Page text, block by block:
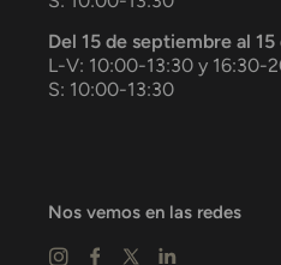
Del 15 de septiembre al
L-V: 10:00-13:30 y 16:30-
S: 10:00-13:30
Nos vemos en las redes